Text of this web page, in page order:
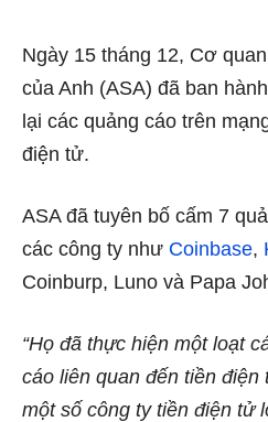
Ngày 15 tháng 12, Cơ
của Anh (ASA) đã ban
lại các quảng cáo trên
điện tử.
ASA đã tuyên bố cấm 7
các công ty như Coinbase,
Coinburp, Luno và Papa
“Họ đã thực hiện một loạt
cáo liên quan đến tiền điện
một số công ty tiền điện tử